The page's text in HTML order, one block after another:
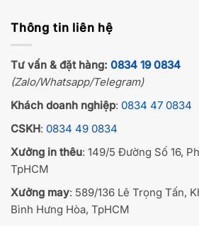
Thông tin liên hệ
Tư vấn & đặt hàng: 0834 19 0834
(Zalo/Whatsapp/Telegram)
Khách doanh nghiệp: 0834 47 0834
CSKH: 0834 49 0834
Xưởng in thêu: 149/5 Đường Số 16,
TpHCM
Xưởng may: 589/136 Lê Trọng Tấn,
Bình Hưng Hòa, TpHCM